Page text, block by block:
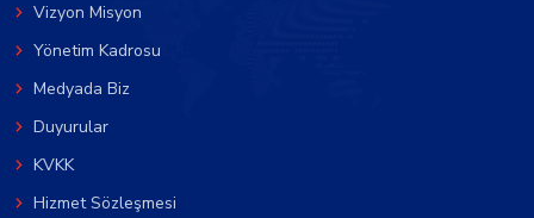
Vizyon Misyon
Yönetim Kadrosu
Medyada Biz
Duyurular
KVKK
Hizmet Sözleşmesi